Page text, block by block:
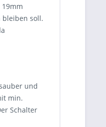
bleiben soll.
und
min.
Schalter